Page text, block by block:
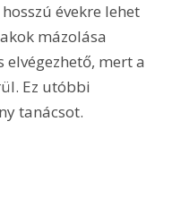
évekre lehet
mázolása
mert a
Ez utóbbi
tanácsot.